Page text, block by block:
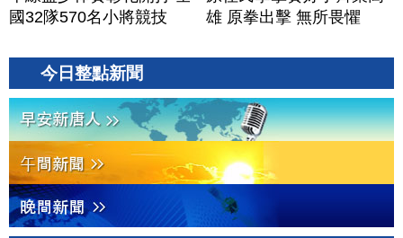
國32隊570名小將競技
雄 原拳出擊 無所畏懼
今日整點新聞